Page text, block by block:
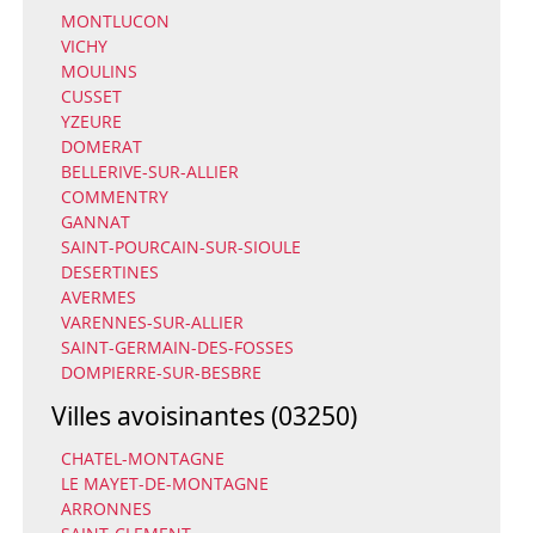
MONTLUCON
VICHY
MOULINS
CUSSET
YZEURE
DOMERAT
BELLERIVE-SUR-ALLIER
COMMENTRY
GANNAT
SAINT-POURCAIN-SUR-SIOULE
DESERTINES
AVERMES
VARENNES-SUR-ALLIER
SAINT-GERMAIN-DES-FOSSES
DOMPIERRE-SUR-BESBRE
Villes avoisinantes (03250)
CHATEL-MONTAGNE
LE MAYET-DE-MONTAGNE
ARRONNES